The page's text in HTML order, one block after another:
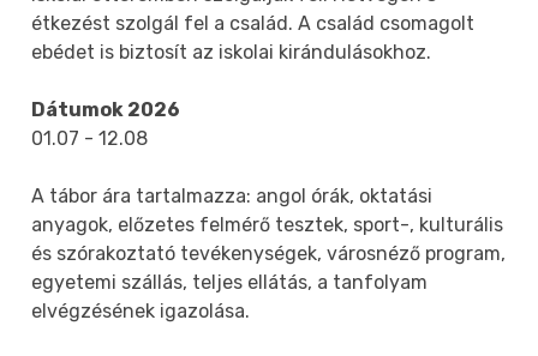
étkezést szolgál fel a család. A család csomagolt
ebédet is biztosít az iskolai kirándulásokhoz.
Dátumok 2026
01.07 - 12.08
A tábor ára tartalmazza: angol órák, oktatási
anyagok, előzetes felmérő tesztek, sport-, kulturális
és szórakoztató tevékenységek, városnéző program,
egyetemi szállás, teljes ellátás, a tanfolyam
elvégzésének igazolása.